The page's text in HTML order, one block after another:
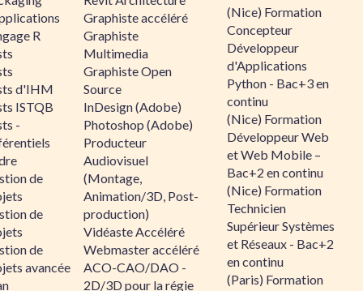
R
d'IHM
ISTQB
-
de
de
de
avancée
Graphiste accéléré
Graphiste
Multimedia
Graphiste Open
Source
InDesign (Adobe)
Photoshop (Adobe)
Producteur
Audiovisuel
(Montage,
Animation/3D, Post-
production)
Vidéaste Accéléré
Webmaster accéléré
ACO-CAO/DAO -
2D/3D pour la régie
(Nice) Formation
Concepteur
Développeur
d'Applications
Python - Bac+3 en
continu
(Nice) Formation
Développeur Web
et Web Mobile –
Bac+2 en continu
(Nice) Formation
Technicien
Supérieur Systèmes
et Réseaux - Bac+2
en continu
(Paris) Formation